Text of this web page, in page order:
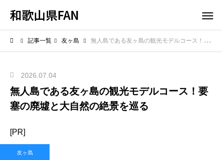
和歌山県FAN
記事一覧 友ヶ島 無人島である友ヶ島の観光モデルコース！要塞の廃墟と大自然の絶景を巡る
2026.07.04
無人島である友ヶ島の観光モデルコース！要
塞の廃墟と大自然の絶景を巡る
[PR]
友ヶ島